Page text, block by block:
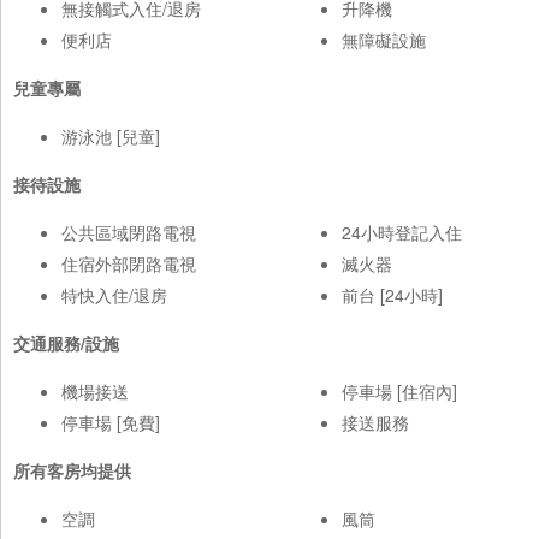
無接觸式入住/退房
便利店
升降機
無障礙設施
兒童專屬
游泳池 [兒童]
接待設施
公共區域閉路電視
住宿外部閉路電視
特快入住/退房
24小時登記入住
滅火器
前台 [24小時]
交通服務/設施
機場接送
停車場 [免費]
停車場 [住宿內]
接送服務
所有客房均提供
空調
風筒